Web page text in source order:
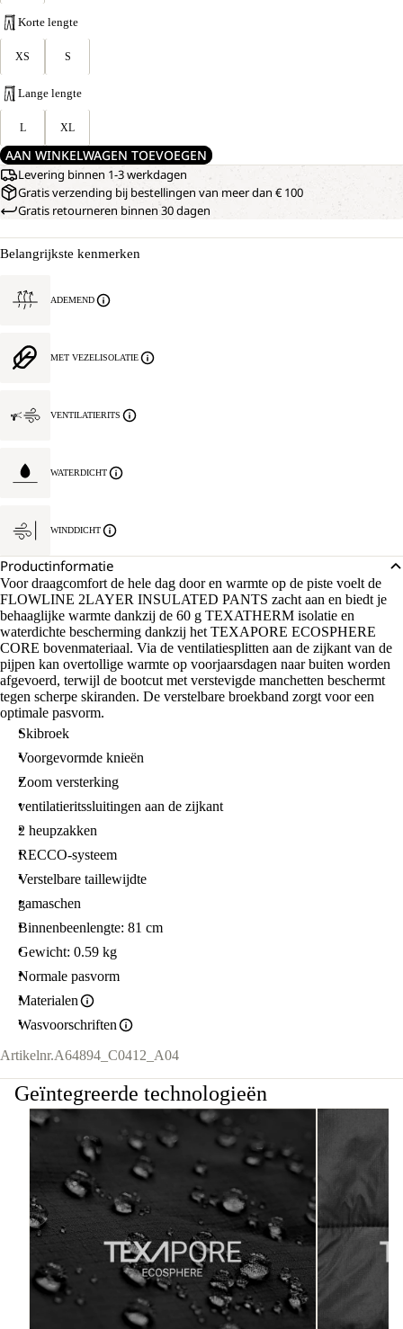
Korte lengte
XS S
Lange lengte
L XL
AAN WINKELWAGEN TOEVOEGEN
Levering binnen 1-3 werkdagen
Gratis verzending bij bestellingen van meer dan € 100
Gratis retourneren binnen 30 dagen
Belangrijkste kenmerken
ADEMEND
MET VEZELISOLATIE
VENTILATIERITS
WATERDICHT
WINDDICHT
Productinformatie
Voor draagcomfort de hele dag door en warmte op de piste voelt de
FLOWLINE 2LAYER INSULATED PANTS zacht aan en biedt je
behaaglijke warmte dankzij de 60 g TEXATHERM isolatie en
waterdichte bescherming dankzij het TEXAPORE ECOSPHERE
CORE bovenmateriaal. Via de ventilatiesplitten aan de zijkant van de
pijpen kan overtollige warmte op voorjaarsdagen naar buiten worden
afgevoerd, terwijl de bootcut met verstevigde manchetten beschermt
tegen scherpe skiranden. De verstelbare broekband zorgt voor een
optimale pasvorm.
Skibroek
Voorgevormde knieën
Zoom versterking
ventilatieritssluitingen aan de zijkant
2 heupzakken
RECCO-systeem
Verstelbare taillewijdte
gamaschen
Binnenbeenlengte: 81 cm
Gewicht: 0.59 kg
Normale pasvorm
Materialen
Wasvoorschriften
Artikelnr.A64894_C0412_A04
Geïntegreerde technologieën